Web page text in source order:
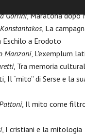
Gorrini, Maratona dopo
, La
Eschilo a Erodoto
Manzoni, L'exemplum
, Tra memoria
Il “mito” di Serse e la
, Il mito come
, I cristiani e la mitologia